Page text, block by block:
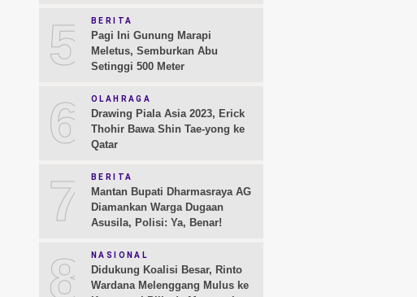
5 BERITA
Pagi Ini Gunung Marapi
Meletus, Semburkan Abu
Setinggi 500 Meter
6 OLAHRAGA
Drawing Piala Asia 2023, Erick
Thohir Bawa Shin Tae-yong ke
Qatar
7 BERITA
Mantan Bupati Dharmasraya AG
Diamankan Warga Dugaan
Asusila, Polisi: Ya, Benar!
8 NASIONAL
Didukung Koalisi Besar, Rinto
Wardana Melenggang Mulus ke